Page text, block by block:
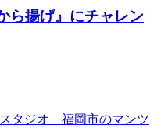
ら揚げ』にチャレン